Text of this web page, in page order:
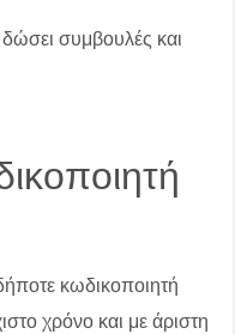
δώσει συμβουλές και
κωδικοποιητή
χρόνο και με άριστη